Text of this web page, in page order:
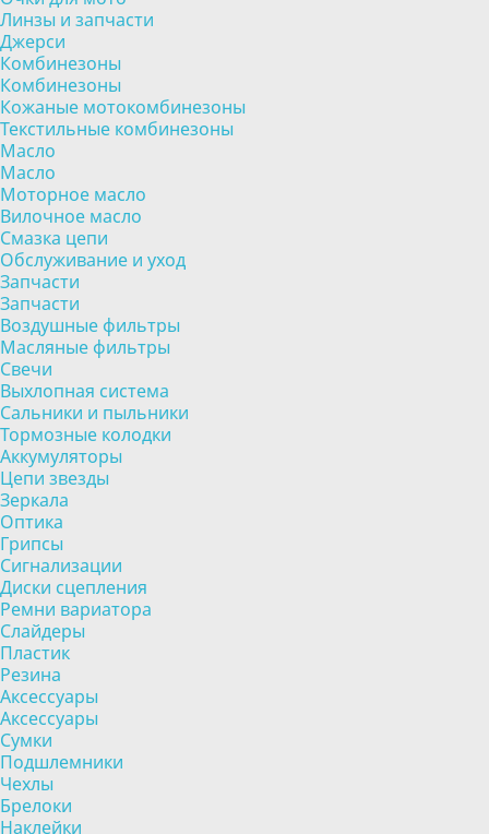
Линзы и запчасти
Джерси
Комбинезоны
Комбинезоны
Кожаные мотокомбинезоны
Текстильные комбинезоны
Масло
Масло
Моторное масло
Вилочное масло
Смазка цепи
Обслуживание и уход
Запчасти
Запчасти
Воздушные фильтры
Масляные фильтры
Свечи
Выхлопная система
Сальники и пыльники
Тормозные колодки
Аккумуляторы
Цепи звезды
Зеркала
Оптика
Грипсы
Сигнализации
Диски сцепления
Ремни вариатора
Слайдеры
Пластик
Резина
Аксессуары
Аксессуары
Сумки
Подшлемники
Чехлы
Брелоки
Наклейки